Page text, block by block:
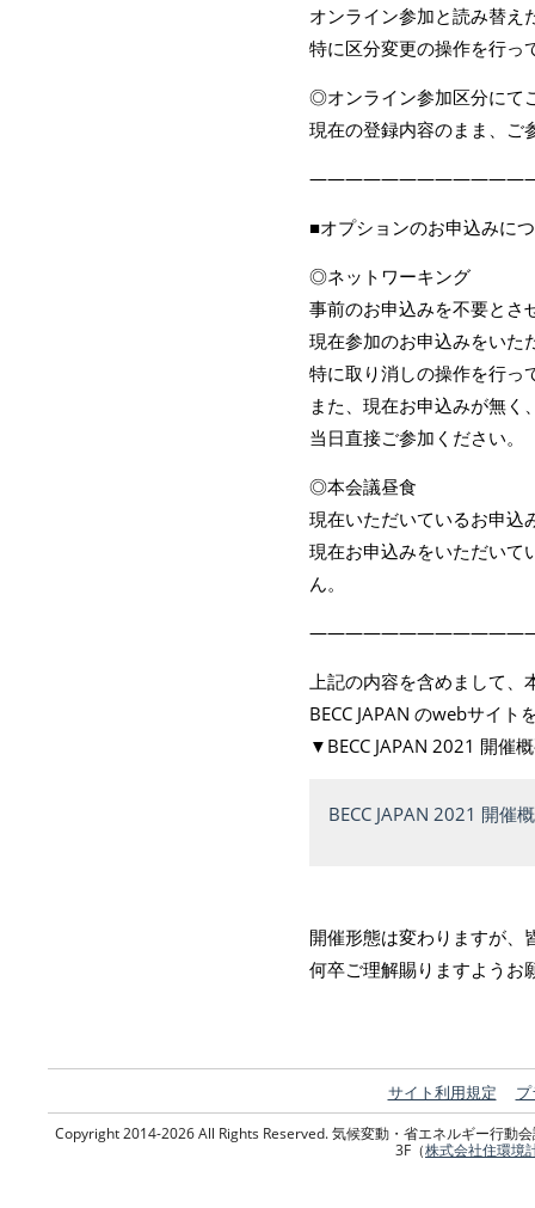
オンライン参加と読み替え
特に区分変更の操作を行っ
◎オンライン参加区分にて
現在の登録内容のまま、ご
■オプションのお申込みに
◎ネットワーキング
事前のお申込みを不要とさ
現在参加のお申込みをいた
特に取り消しの操作を行っ
また、現在お申込みが無
当日直接ご参加ください。
◎本会議昼食
現在いただいているお申込
現在お申込みをいただいて
ん。
上記の内容を含めまして
BECC JAPAN のwebサイ
▼BECC JAPAN 2021 開催
BECC JAPAN 2021 開催
開催形態は変わりますが、
何卒ご理解賜りますようお
サイト利用規定
Copyright 2014-2026 All Rights Reserved. 気候変動・省エネルギー行動
3F（株式会社住環境